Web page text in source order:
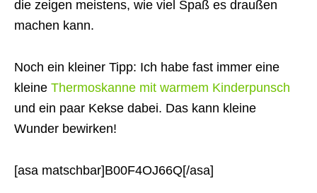
die zeigen meistens, wie viel Spaß es draußen
machen kann.
Noch ein kleiner Tipp: Ich habe fast immer eine
kleine Thermoskanne mit warmem Kinderpunsch
und ein paar Kekse dabei. Das kann kleine
Wunder bewirken!
[asa matschbar]B00F4OJ66Q[/asa]